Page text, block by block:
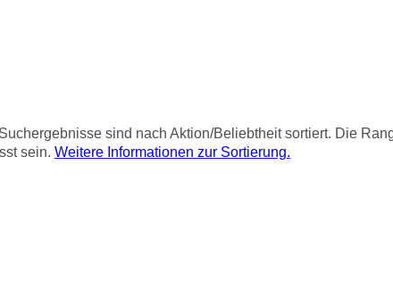
sind nach Aktion/Beliebtheit sortiert. Die
sein. Weitere Informationen zur Sortierung.